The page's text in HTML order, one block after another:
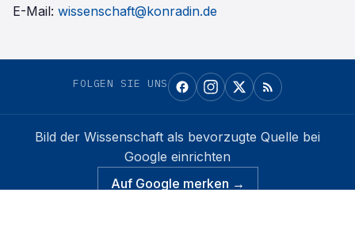
E-Mail: wissenschaft@konradin.de
FOLGEN SIE UNS
Bild der Wissenschaft als bevorzugte Quelle bei
Google einrichten
Auf Google merken →